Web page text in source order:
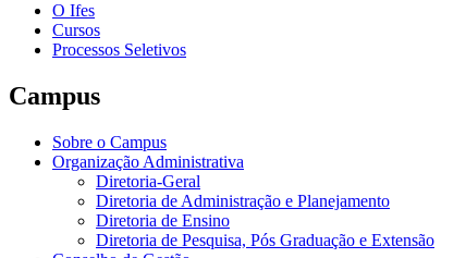
O Ifes
Cursos
Processos Seletivos
Campus
Sobre o Campus
Organização Administrativa
Diretoria-Geral
Diretoria de Administração e Planejamento
Diretoria de Ensino
Diretoria de Pesquisa, Pós Graduação e Extensão